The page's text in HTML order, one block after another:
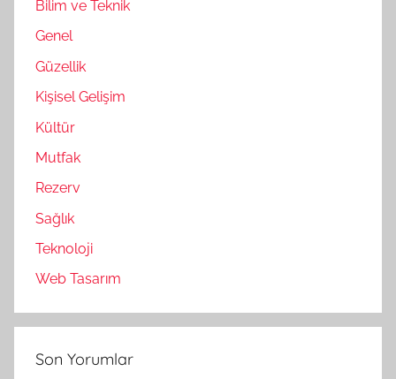
Bilim ve Teknik
Genel
Güzellik
Kişisel Gelişim
Kültür
Mutfak
Rezerv
Sağlık
Teknoloji
Web Tasarım
Son Yorumlar